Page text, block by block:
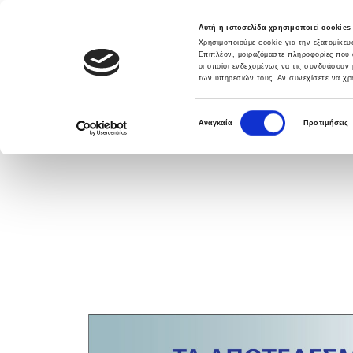
Αυτή η ιστοσελίδα χρησιμοποιεί cookies
Χρησιμοποιούμε cookie για την
Επιπλέον, μοιραζόμαστε πληροφορίες
οι οποίοι ενδεχομένως να τις
των υπηρεσιών τους. Αν συνεχίσετε να
ι
Αναγκαία Προτιμήσεις
DATABANK SOLUTIONS ΛΥΣΕΙΣ